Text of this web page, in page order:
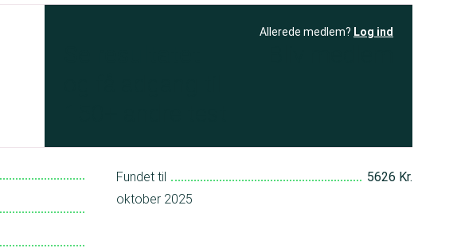
Allerede medlem? Log ind
Fundet til
5626 Kr.
oktober 2025